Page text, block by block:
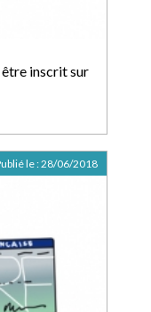
inscrit sur
le :28/06/2018